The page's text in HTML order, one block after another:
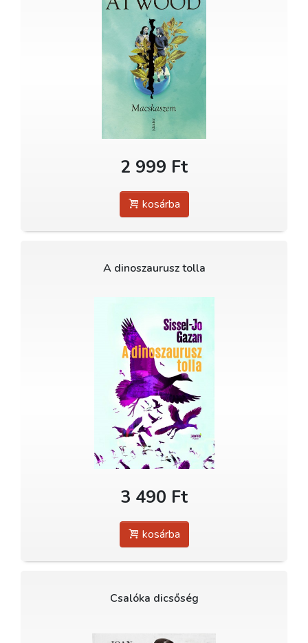
2 999 Ft
kosárba
A dinoszaurusz tolla
3 490 Ft
kosárba
Csalóka dicsőség